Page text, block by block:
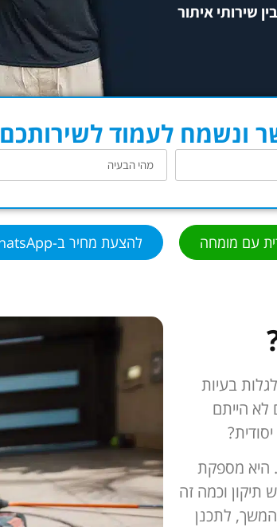
שירותי איתור
ונשמח לעמוד לשירותכם
עם מומחה להצעת מחיר ב-WhatsApp
בעיות
לא הייתם
היא מספקת
וכמה זה
לתכנן